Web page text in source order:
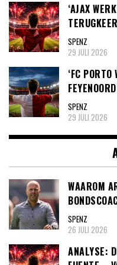
‘AJAX
SPENZ
29 JULI 2026
‘FC
SPENZ
29 JULI 2026
WAAROM
SPENZ
26 JULI 2026
ANALYSE: